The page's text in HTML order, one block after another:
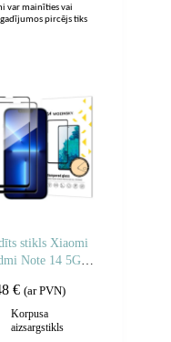
var mainīties vai
pircējs tiks
stikls Xiaomi
Note 14 5G /
rūdīts stikls
gab.
€ (ar PVN)
Korpusa
aizsargstikls